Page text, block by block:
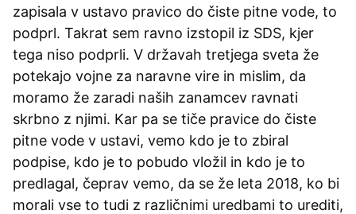
zapisala v ustavo pravico do čiste pitne vode, to
podprl. Takrat sem ravno izstopil iz SDS, kjer
tega niso podprli. V državah tretjega sveta že
potekajo vojne za naravne vire in mislim, da
moramo že zaradi naših zanamcev ravnati
skrbno z njimi. Kar pa se tiče pravice do čiste
pitne vode v ustavi, vemo kdo je to zbiral
podpise, kdo je to pobudo vložil in kdo je to
predlagal, čeprav vemo, da se že leta 2018, ko bi
morali vse to tudi z različnimi uredbami to urediti,